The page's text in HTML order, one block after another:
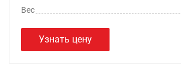
Вес
Узнать цену